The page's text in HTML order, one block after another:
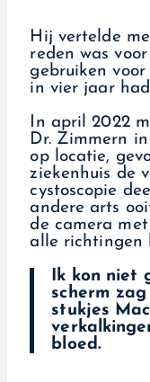
Hij vertelde
reden was
gebruiken
in vier jaar
In april 2022
Dr. Zimmern
op locatie,
ziekenhuis de
cystoscopie
andere arts
de camera
alle richtingen
Ik kon niet
scherm
stukjes
bloed.